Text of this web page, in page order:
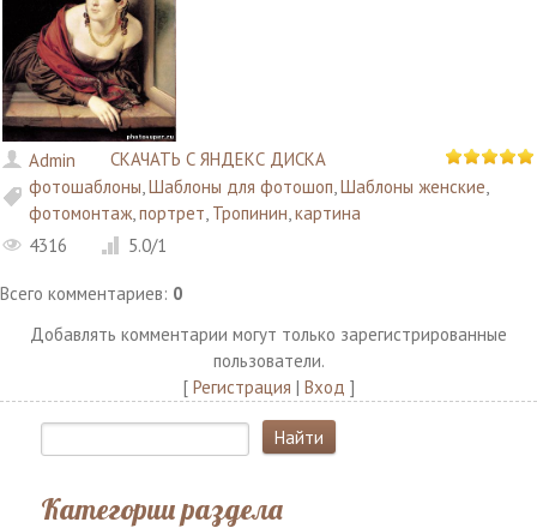
Admin
СКАЧАТЬ С ЯНДЕКС ДИСКА
фотошаблоны,Шаблоны для фотошоп,Шаблоны женские,
фотомонтаж,портрет, Тропинин,картина
4316
5.0/1
Всего комментариев: 0
Добавлять комментарии могут только зарегистрированные
пользователи.
[ Регистрация | Вход ]
Категории раздела